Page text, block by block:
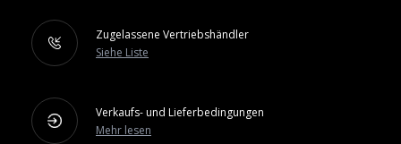
Zugelassene Vertriebshändler
Siehe Liste
Verkaufs- und Lieferbedingungen
Mehr lesen